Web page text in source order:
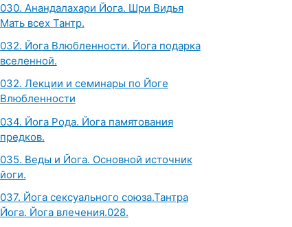
030. Анандалахари Йога. Шри Видья
Мать всех Тантр.
032. Йога Влюбленности. Йога подарка
вселенной.
032. Лекции и семинары по Йоге
Влюбленности
034. Йога Рода. Йога памятования
предков.
035. Веды и Йога. Основной источник
йоги.
037. Йога сексуального союза.Тантра
Йога. Йога влечения.028.